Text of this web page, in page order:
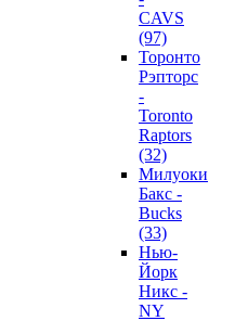
CAVS
(97)
Торонто
Рэпторс
-
Toronto
Raptors
(32)
Милуоки
Бакс -
Bucks
(33)
Нью-
Йорк
Никс -
NY